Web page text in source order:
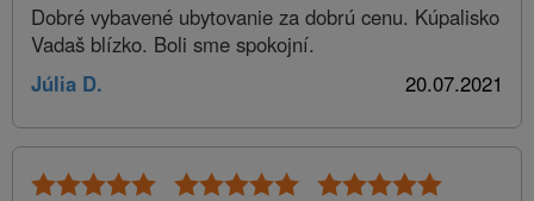
Dobré vybavené ubytovanie za dobrú cenu. Kúpalisko
Vadaš blízko. Boli sme spokojní.
Júlia D.
20.07.2021